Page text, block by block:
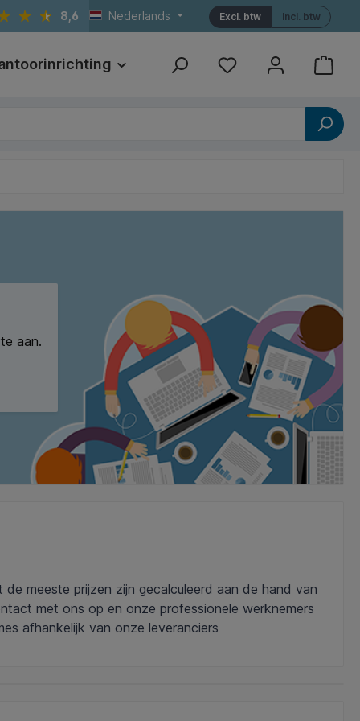
8,6 Nederlands Incl. btw
Excl. btw
Print Referenties
aan.
meeste prijzen zijn gecalculeerd aan de hand van
met ons op en onze professionele werknemers
afhankelijk van onze leveranciers